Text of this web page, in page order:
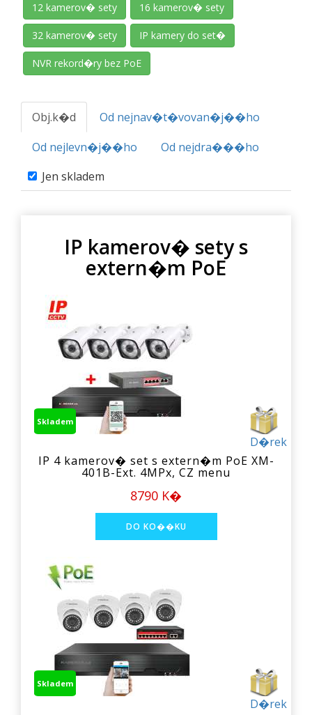
12 kamerov� sety 16 kamerov� sety
32 kamerov� sety IP kamery do set�
NVR rekord�ry bez PoE
Obj.k�d
Od nejnav�t�vovan�j��ho
Od nejlevn�j��ho
Od nejdra���ho
Jen skladem
IP kamerov� sety s
extern�m PoE
D�rek
Skladem
IP 4 kamerov� set s extern�m PoE XM-
401B-Ext. 4MPx, CZ menu
8790 K�
D�rek
Skladem